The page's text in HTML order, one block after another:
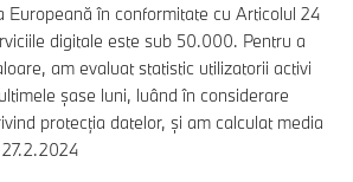
Europeană în conformitate cu Articolul 24
digitale este sub 50.000. Pentru a
am evaluat statistic utilizatorii activi
șase luni, luând în considerare
protecția datelor, și am calculat media